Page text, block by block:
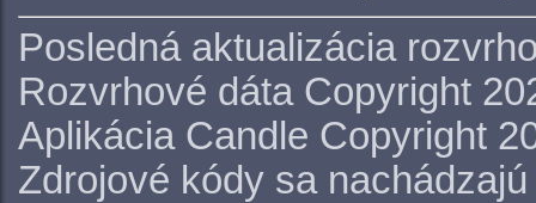
Posledná aktualizácia
Rozvrhové dáta Copyright
Aplikácia Candle Copyright
Zdrojové kódy sa